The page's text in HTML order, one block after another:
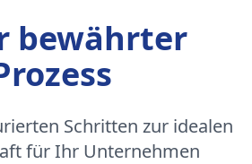
bewährter
Schritten zur idealen
für Ihr Unternehmen